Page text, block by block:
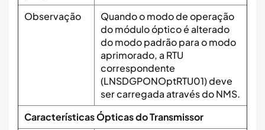
Observação
Quando o modo de operação
do módulo óptico é alterado
do modo padrão para o modo
aprimorado, a RTU
correspondente
(LNSDGPONOptRTU01) deve
ser carregada através do NMS.
Características Ópticas do Transmissor